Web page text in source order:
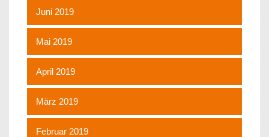
Juni 2019
Mai 2019
April 2019
März 2019
Februar 2019